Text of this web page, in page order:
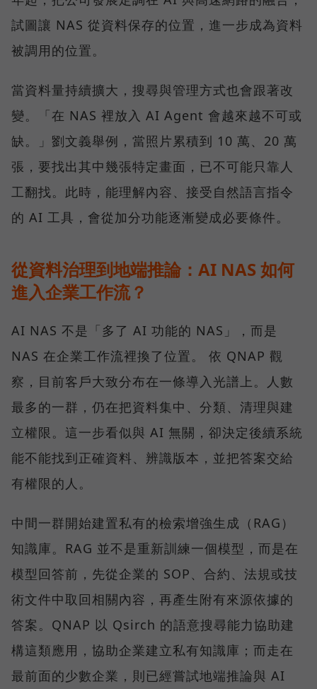
試圖讓 NAS 從資料保存的位置，進一步成為資料
被調用的位置。
當資料量持續擴大，搜尋與管理方式也會跟著改
變。「在 NAS 裡放入 AI Agent 會越來越不可或
缺。」劉文義舉例，當照片累積到 10 萬、20 萬
張，要找出其中幾張特定畫面，已不可能只靠人
工翻找。此時，能理解內容、接受自然語言指令
的 AI 工具，會從加分功能逐漸變成必要條件。
從資料治理到地端推論：AI NAS 如何
進入企業工作流？
AI NAS 不是「多了 AI 功能的 NAS」，而是
NAS 在企業工作流裡換了位置。 依 QNAP 觀
察，目前客戶大致分布在一條導入光譜上。人數
最多的一群，仍在把資料集中、分類、清理與建
立權限。這一步看似與 AI 無關，卻決定後續系統
能不能找到正確資料、辨識版本，並把答案交給
有權限的人。
中間一群開始建置私有的檢索增強生成（RAG）
知識庫。RAG 並不是重新訓練一個模型，而是在
模型回答前，先從企業的 SOP、合約、法規或技
術文件中取回相關內容，再產生附有來源依據的
答案。QNAP 以 Qsirch 的語意搜尋能力協助建
構這類應用，協助企業建立私有知識庫；而走在
最前面的少數企業，則已經嘗試地端推論與 AI